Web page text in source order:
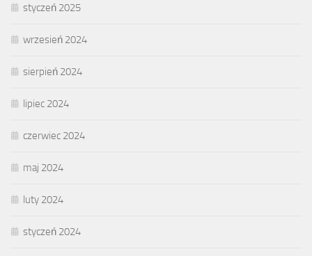
styczeń 2025
wrzesień 2024
sierpień 2024
lipiec 2024
czerwiec 2024
maj 2024
luty 2024
styczeń 2024